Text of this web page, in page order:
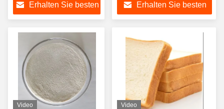
fest binden oder
festziehen
Erhalten Sie besten
Sie nicht fermentierte
Nudelprodukte
Erhalten Sie besten
Video Video